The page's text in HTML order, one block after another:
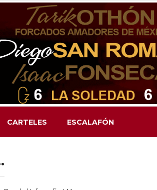
CARTELES ESCALAFÓN